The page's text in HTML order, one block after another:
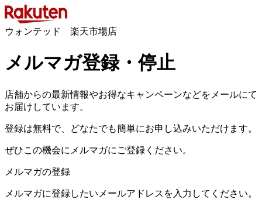
ウォンテッド 楽天市場店
メルマガ登録・停止
店舗からの最新情報やお得なキャンペーンなどをメールにて
お届けしています。
登録は無料で、どなたでも簡単にお申し込みいただけます。
ぜひこの機会にメルマガにご登録ください。
メルマガの登録
メルマガに登録したいメールアドレスを入力してください。